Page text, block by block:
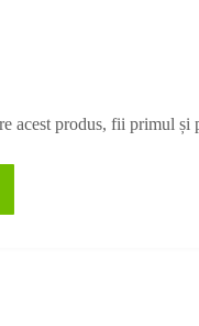
acest produs, fii primul și